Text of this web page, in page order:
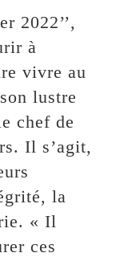
2022’’,
à
vivre au
lustre
chef de
Il s’agit,
la
« Il
ces